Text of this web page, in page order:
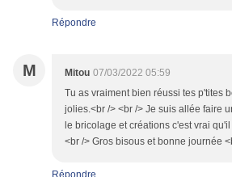
Répondre
M Mitou 07/03/2022 05:59
Tu as vraiment bien réussi tes p'tites
jolies.<br /> <br /> Je suis allée faire
le bricolage et créations c'est vrai
<br /> Gros bisous et bonne journée
Répondre